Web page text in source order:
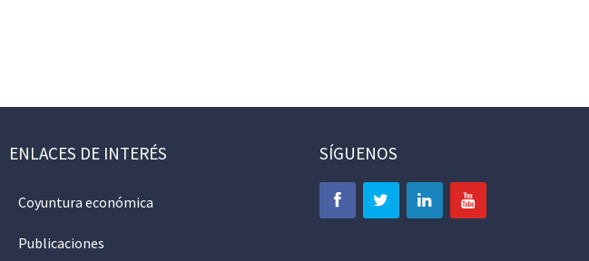
ENLACES DE INTERÉS
Coyuntura económica
Publicaciones
SÍGUENOS